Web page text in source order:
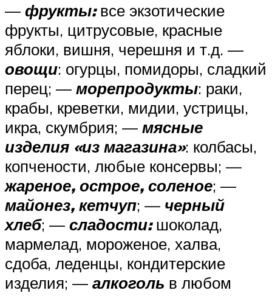
— фрукты:все экзотические
фрукты, цитрусовые, красные
яблоки, вишня, черешня и т.д. —
овощи: огурцы, помидоры, сладкий
перец; — морепродукты: раки,
крабы, креветки, мидии, устрицы,
икра, скумбрия; — мясные
изделия «из магазина»: колбасы,
копчености, любые консервы; —
жареное, острое, соленое; —
майонез, кетчуп; — черный
хлеб; — сладости:шоколад,
мармелад, мороженое, халва,
сдоба, леденцы, кондитерские
изделия; — алкоголь в любом